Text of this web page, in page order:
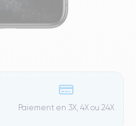
Paiement en 3X, 4X ou 24X